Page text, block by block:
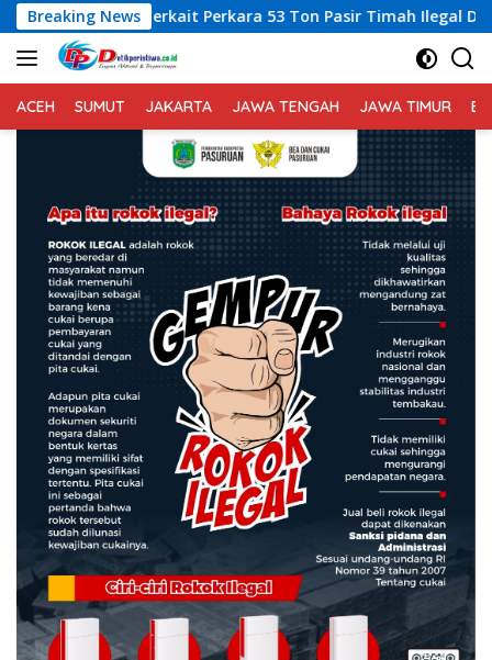
Langsung
ke
konten
Breaking News
Hukum Terkait Perkara 53 Ton Pasir Timah Ilegal Di
ACEH SUMUT JAKARTA JAWA TENGAH JAWA TIMUR